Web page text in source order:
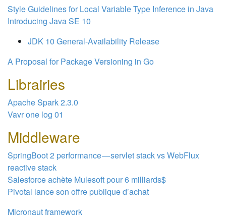
Style Guidelines for Local Variable Type Inference in Java
Introducing Java SE 10
JDK 10 General-Availability Release
A Proposal for Package Versioning in Go
Librairies
Apache Spark 2.3.0
Vavr one log 01
Middleware
SpringBoot 2 performance — servlet stack vs WebFlux
reactive stack
Salesforce achète Mulesoft pour 6 milliards$
Pivotal lance son offre publique d’achat
Micronaut framework